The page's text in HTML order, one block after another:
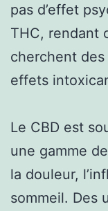
pas d’effet
THC, rendant
cherchent
effets
Le CBD est
une gamme
la douleur,
sommeil. Des